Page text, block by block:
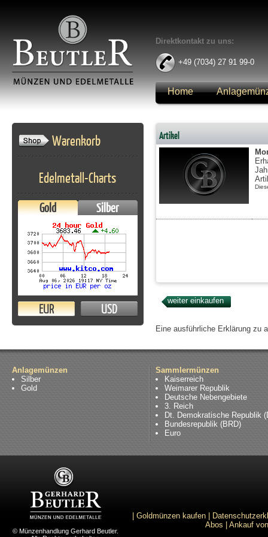
Direktkontakt zu uns:
+49 (7034) 27 91 99-0
Home
Warenkorb
Edelmetall-Charts
Gold Silber
EUR USD
Artikel
Eine ausführliche Erklärung zu
Anlagemünzen
Silber
Gold
Sammlermünzen
Kaiserreich
Weimarer Republik
Deutsche Nebengebiete
3. Reich
Dt. Demokratische Republik
Bundesrepublik (BRD)
Euro
© Münzenhandlung Gerhard Beutler.
Goldmünzen kaufen
Abos
Ankauf